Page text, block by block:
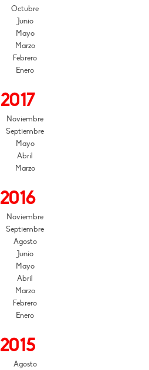
Octubre
Junio
Mayo
Marzo
Febrero
Enero
2017
Noviembre
Septiembre
Mayo
Abril
Marzo
2016
Noviembre
Septiembre
Agosto
Junio
Mayo
Abril
Marzo
Febrero
Enero
2015
Agosto